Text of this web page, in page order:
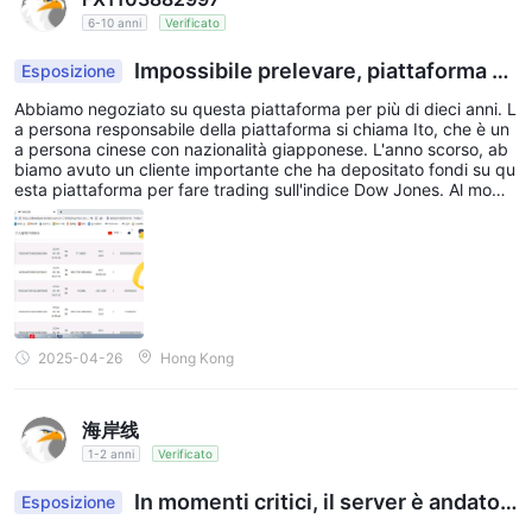
Per favore, fate attenzione se state ancora facendo trading su q
vono essere all'erta quando fanno trading su questa piattaforma.
Non lasciate che l'entusiasmo del servizio clienti della piattaform
a offuschi il vostro giudizio sui vostri fondi. Il comportamento ille
gale di questa piattaforma ha toccato il limite legale, è solo un nu
ovo modo di ingannare. Una volta che ottengono il capitale del s
ervizio clienti, sviluppano nuovi clienti e il personale del servizio
clienti cambia spesso i numeri di WeChat e QQ. Valutate nuovam
ente la credibilità della piattaforma con FXeye. Fate attenzione a
depositare con cautela nella piattaforma spazzatura.
6-10 anni Verificato
Esposizione
Impossibile prelevare, piattaforma ne
ra, frode induttiva.
Abbiamo negoziato su questa piattaforma per più di dieci anni. L
a persona responsabile della piattaforma si chiama Ito, che è un
a persona cinese con nazionalità giapponese. L'anno scorso, ab
biamo avuto un cliente importante che ha depositato fondi su qu
esta piattaforma per fare trading sull'indice Dow Jones. Al mome
nto del deposito dei fondi, in qualità di agente, abbiamo chiamat
o specificamente Ito, la persona responsabile della piattaforma,
per confermare se la piattaforma Prc può garantire la sicurezza
dei prelievi dei fondi dei clienti. Ito ci ha assicurato più volte che
non ci sarebbero stati problemi. Tuttavia, quando il cliente ha rea
lizzato un profitto di $1,13 milioni, hanno rifiutato di prelevare i fo
ndi e hanno chiuso forzatamente il conto del cliente, affermando
che il cliente aveva violato le regole. Ciò che è ancora più sprege
vole è che hanno rifiutato di pagare la nostra commissione di $1
passato quasi un anno. Quando ho contattato il loro servizio clie
nti e Ito, la persona responsabile di Prc, mi hanno bloccato e me
ura. È una piattaforma nera. I clienti che ancora operano su ques
ta piattaforma devono essere estremamente cauti. La piattaform
2025-04-26 Hong Kong
海岸线
1-2 anni Verificato
Esposizione
In momenti critici, il server è andato i